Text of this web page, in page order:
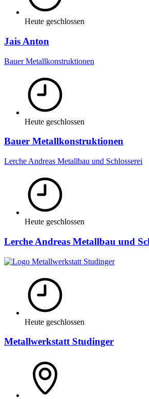
Heute geschlossen
Jais Anton
Bauer Metallkonstruktionen
Heute geschlossen
Bauer Metallkonstruktionen
Lerche Andreas Metallbau und Schlosserei
Heute geschlossen
Lerche Andreas Metallbau und
Heute geschlossen
Metallwerkstatt Studinger